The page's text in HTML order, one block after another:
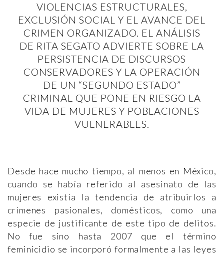
VIOLENCIAS ESTRUCTURALES,
EXCLUSIÓN SOCIAL Y EL AVANCE DEL
CRIMEN ORGANIZADO. EL ANÁLISIS
DE RITA SEGATO ADVIERTE SOBRE LA
PERSISTENCIA DE DISCURSOS
CONSERVADORES Y LA OPERACIÓN
DE UN “SEGUNDO ESTADO”
CRIMINAL QUE PONE EN RIESGO LA
VIDA DE MUJERES Y POBLACIONES
VULNERABLES.
Desde hace mucho tiempo, al menos en México,
cuando se había referido al asesinato de las
mujeres existía la tendencia de atribuirlos a
crímenes pasionales, domésticos, como una
especie de justificante de este tipo de delitos.
No fue sino hasta 2007 que el término
feminicidio se incorporó formalmente a las leyes